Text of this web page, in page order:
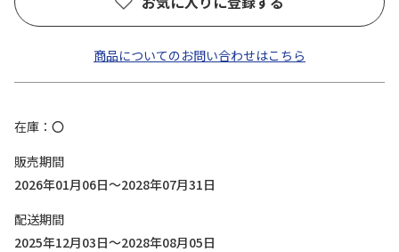
商品についてのお問い合わせはこちら
在庫
〇
販売期間
2026年01月06日～2028年07月31日
配送期間
2025年12月03日～2028年08月05日